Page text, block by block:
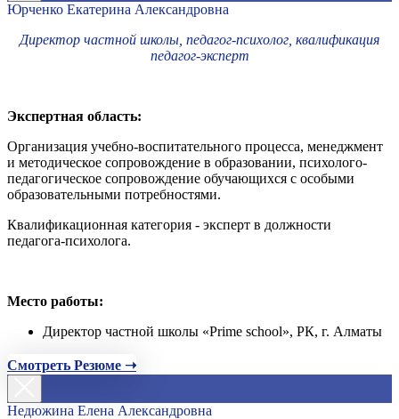
Юрченко Екатерина Александровна
Директор частной школы, педагог-психолог, квалификация
педагог-эксперт
Экспертная область:
Организация учебно-воспитательного процесса, менеджмент
и методическое сопровождение в образовании, психолого-
педагогическое сопровождение обучающихся с особыми
образовательными потребностями.
Квалификационная категория - эксперт в должности
педагога-психолога.
Место работы:
Директор частной школы «Prime school», РК, г. Алматы
Смотреть Резюме ➝
Недюжина Елена Александровна